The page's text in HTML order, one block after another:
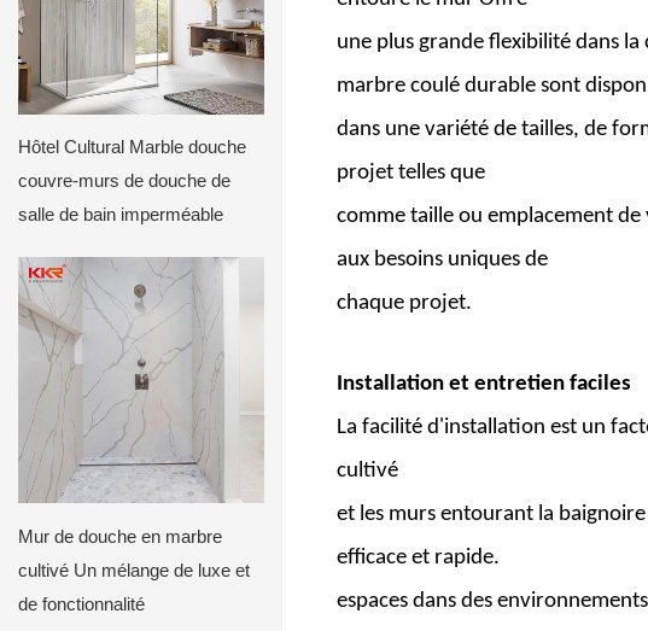
Hôtel Cultural Marble douche
couvre-murs de douche de
salle de bain imperméable
Mur de douche en marbre
cultivé Un mélange de luxe et
de fonctionnalité
une plus grande flexibilité dans
marbre coulé durable sont
dans une variété de tailles, de
projet telles que
comme taille ou emplacement
aux besoins uniques de
chaque projet.
Installation et entretien faciles
La facilité d'installation est un
cultivé
et les murs entourant la
efficace et rapide.
espaces dans des